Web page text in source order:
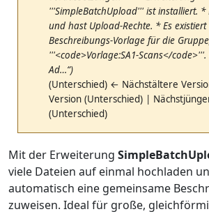
'''SimpleBatchUpload''' ist installiert.
und hast Upload-Rechte. * Es existiert
Beschreibungs-Vorlage für die
'''<code>Vorlage:SA1-Scans</
Ad…“)
(Unterschied) ← Nächstältere
Version (Unterschied) |
(Unterschied)
Mit der Erweiterung
viele Dateien auf einmal hochladen
automatisch eine gemeinsame
zuweisen. Ideal für große,